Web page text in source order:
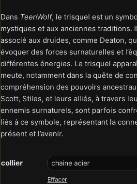
prix :
65,00 €
à
95,00 €
Dans TeenWolf, le trisquel est un
mystiques et aux anciennes traditions.
associé aux druides, comme Deaton,
évoquer des forces surnaturelles et
différentes énergies. Le trisquel
meute, notamment dans la quête de
compréhension des pouvoirs
Scott, Stiles, et leurs alliés, à travers
ennemis surnaturels, sont parfois
liés à ce symbole, représentant la
présent et l’avenir.
collier
Effacer